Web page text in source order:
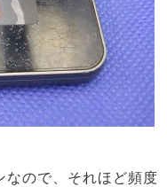
ので、それほど頻度